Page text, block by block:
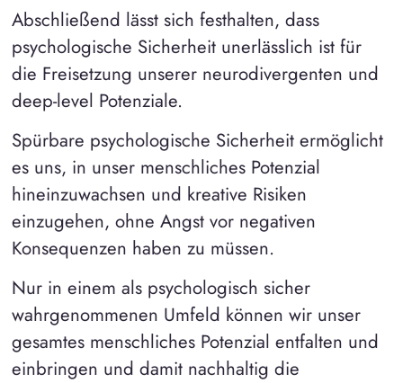
Abschließend lässt sich festhalten, dass
psychologische Sicherheit unerlässlich ist für
die Freisetzung unserer neurodivergenten und
deep-level Potenziale.
Spürbare psychologische Sicherheit ermöglicht
es uns, in unser menschliches Potenzial
hineinzuwachsen und kreative Risiken
einzugehen, ohne Angst vor negativen
Konsequenzen haben zu müssen.
Nur in einem als psychologisch sicher
wahrgenommenen Umfeld können wir unser
gesamtes menschliches Potenzial entfalten und
einbringen und damit nachhaltig die